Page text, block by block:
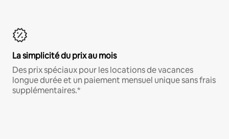
La simplicité du prix au mois
Des prix spéciaux pour les locations de vacances
longue durée et un paiement mensuel unique sans frais
supplémentaires.*